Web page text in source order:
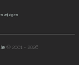
wijzigen
© 2001 - 2026